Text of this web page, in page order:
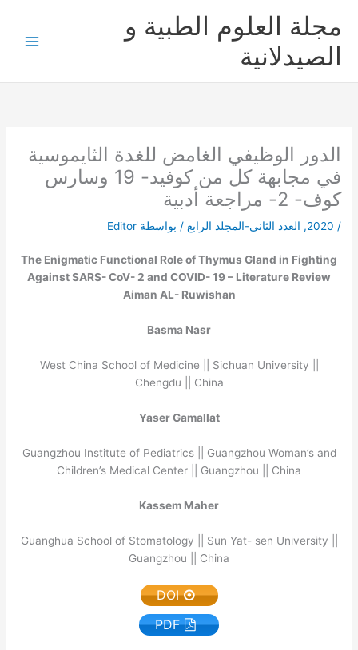
المحتوى
مجلة العلوم الطبية و
الصيدلانية
الدور الوظيفي الغامض للغدة الثايموسية
في مجابهة كل من كوفيد- 19 وسارس
كوف- 2- مراجعة أدبية
/
2020
, العدد الثاني-المجلد الرابع / بواسطة Editor
The Enigmatic Functional Role of Thymus Gland in Fighting
Against SARS- CoV- 2 and COVID- 19 – Literature Review
Aiman AL- Ruwishan
Basma Nasr
West China School of Medicine || Sichuan University ||
Chengdu || China
Yaser Gamallat
Guangzhou Institute of Pediatrics || Guangzhou Woman’s and
Children’s Medical Center || Guangzhou || China
Kassem Maher
Guanghua School of Stomatology || Sun Yat- sen University ||
Guangzhou || China
DOI
PDF